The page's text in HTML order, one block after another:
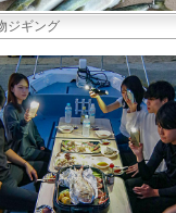
ジギング